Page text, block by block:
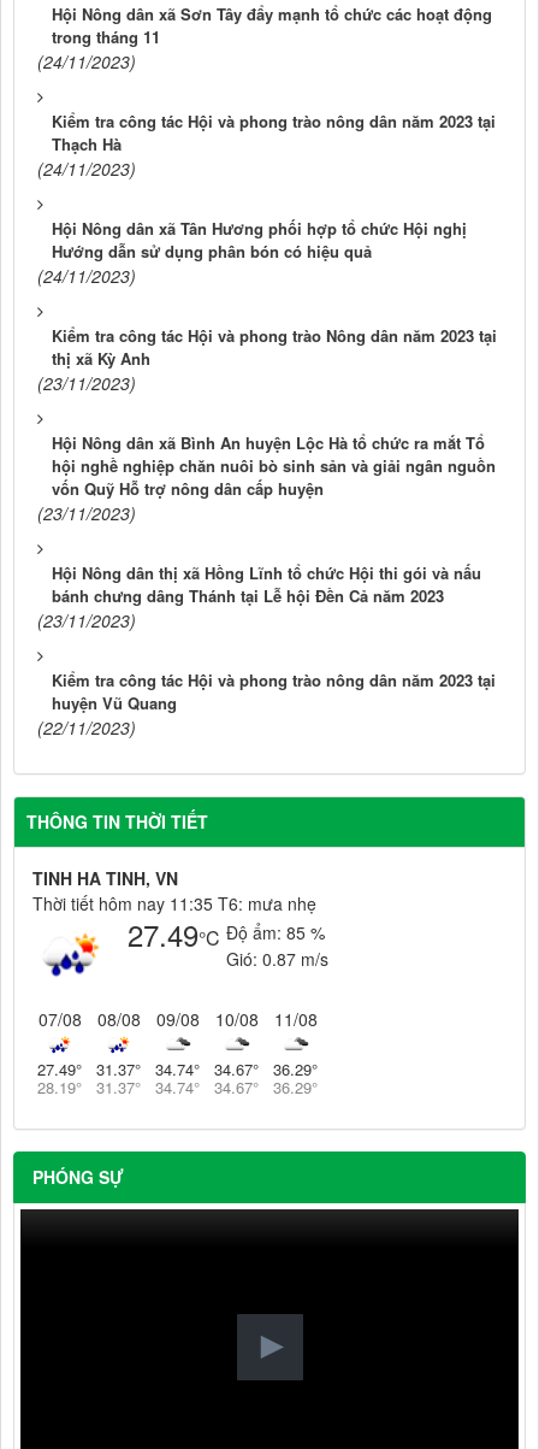
Hội Nông dân xã Sơn Tây đẩy mạnh tổ chức các hoạt động
trong tháng 11
(24/11/2023)
Kiểm tra công tác Hội và phong trào nông dân năm 2023 tại
Thạch Hà
(24/11/2023)
Hội Nông dân xã Tân Hương phối hợp tổ chức Hội nghị
Hướng dẫn sử dụng phân bón có hiệu quả
(24/11/2023)
Kiểm tra công tác Hội và phong trào Nông dân năm 2023 tại
thị xã Kỳ Anh
(23/11/2023)
Hội Nông dân xã Bình An huyện Lộc Hà tổ chức ra mắt Tổ
hội nghề nghiệp chăn nuôi bò sinh sản và giải ngân nguồn
vốn Quỹ Hỗ trợ nông dân cấp huyện
(23/11/2023)
Hội Nông dân thị xã Hồng Lĩnh tổ chức Hội thi gói và nấu
bánh chưng dâng Thánh tại Lễ hội Đền Cả năm 2023
(23/11/2023)
Kiểm tra công tác Hội và phong trào nông dân năm 2023 tại
huyện Vũ Quang
(22/11/2023)
THÔNG TIN THỜI TIẾT
TINH HA TINH, VN
Thời tiết hôm nay 11:35 T6: mưa nhẹ
27.49°C Độ ẩm: 85 %
Gió: 0.87 m/s
07/08
27.49°
28.19°
08/08
31.37°
31.37°
09/08
34.74°
34.74°
10/08
34.67°
34.67°
11/08
36.29°
36.29°
PHÓNG SỰ